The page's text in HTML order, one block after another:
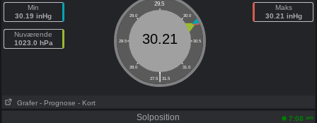
Min
30.19 inHg
Nuværende
1023.0 hPa
29.5
29.0 30.0
28.5 30.5
28.0 31.0
|
27.5 31.5
30.21
Maks
30.21 inHg
Grafer - Prognose - Kort
Solposition 7:08 am